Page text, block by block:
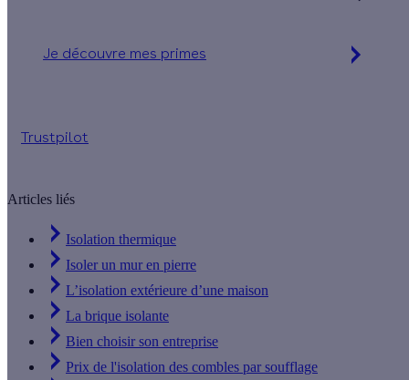
Je découvre mes primes
Trustpilot
Articles liés
Isolation thermique
Isoler un mur en pierre
L’isolation extérieure d’une maison
La brique isolante
Bien choisir son entreprise
Prix de l'isolation des combles par soufflage